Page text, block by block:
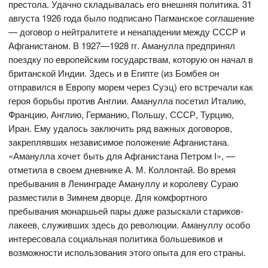
престола. Удачно складывалась его внешняя политика. 31
августа 1926 года было подписано Пагманское соглашение
— договор о нейтралитете и ненападении между СССР и
Афганистаном. В 1927—1928 гг. Аманулла предпринял
поездку по европейским государствам, которую он начал в
британской Индии. Здесь и в Египте (из Бомбея он
отправился в Европу морем через Суэц) его встречали как
героя борьбы против Англии. Аманулла посетил Италию,
Францию, Англию, Германию, Польшу, СССР, Турцию,
Иран. Ему удалось заключить ряд важных договоров,
закреплявших независимое положение Афганистана.
«Аманулла хочет быть для Афганистана Петром I», —
отметила в своем дневнике А. М. Коллонтай. Во время
пребывания в Ленинграде Амануллу и королеву Сураю
разместили в Зимнем дворце. Для комфортного
пребывания монаршьей пары даже разыскали стариков-
лакеев, служивших здесь до революции. Амануллу особо
интересовала социальная политика большевиков и
возможности использования этого опыта для его страны.